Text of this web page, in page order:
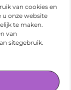
van cookies en
onze website
te maken.
van
sitegebruik.
inspiratie
tips en